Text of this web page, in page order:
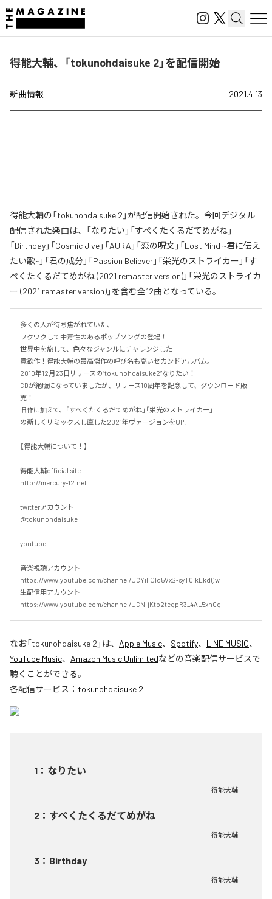
得能大輔、「tokunohdaisuke 2」を配信開始
新曲情報 2021.4.13
得能大輔の「tokunohdaisuke 2」が配信開始された。今回デジタル
配信された楽曲は、「なりたい」「すぺくたくるだてめがね」
「Birthday」「Cosmic Jive」「AURA」「恋の呪文」「Lost Mind ~君に伝え
たい歌~」「君の成分」「Passion Believer」「栄光のストライカー」「す
ぺくたくるだてめがね (2021 remaster version)」「栄光のストライカ
ー (2021 remaster version)」を含む全12曲となっている。
多くの人が待ち焦がれていた、
ワクワクして中毒性のあるポップソングの登場！
世界中を旅して、色々なジャンルにチャレンジした
意欲作！得能大輔の最高傑作の呼び名も高いセカンドアルバム。
2010年12月23日リリースの”tokunohdaisuke2”なりたい！
CDが絶版になっていましたが、リリース10周年を記念して、ダウンロード販
売！
旧作に加えて、「すぺくたくるだてめがね」「栄光のストライカー」
の新しくリミックスし直した2021年ヴァージョンをUP!
【得能大輔について！】
得能大輔official site
http://mercury-12.net​
twitterアカウント
@tokunohdaisuke
youtube
音楽視聴アカウント
https://www.youtube.com/channel/UCYiFOld5VxS-syT0ikEkdQw
生配信用アカウント
https://www.youtube.com/channel/UCN-jKtp2tegpR3_4AL5xnCg
なお「tokunohdaisuke 2 」は、 Apple Music、 Spotify、 LINE MUSIC、
YouTube Music、 Amazon Music Unlimitedなどの音楽配信サービスで
聴くことができる。
各配信サービス： tokunohdaisuke 2
1 ： なりたい
得能大輔
2 ： すぺくたくるだてめがね
得能大輔
3 ： Birthday
得能大輔